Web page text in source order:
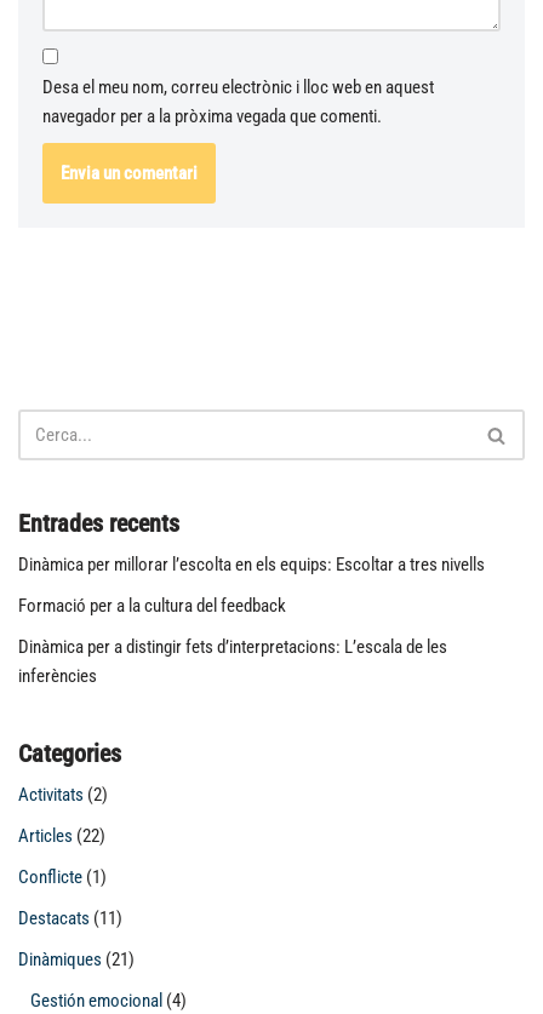
Desa el meu nom, correu electrònic i lloc web en aquest
navegador per a la pròxima vegada que comenti.
Entrades recents
Dinàmica per millorar l’escolta en els equips: Escoltar a tres nivells
Formació per a la cultura del feedback
Dinàmica per a distingir fets d’interpretacions: L’escala de les
inferències
Categories
Activitats (2)
Articles (22)
Conflicte (1)
Destacats (11)
Dinàmiques (21)
Gestión emocional (4)